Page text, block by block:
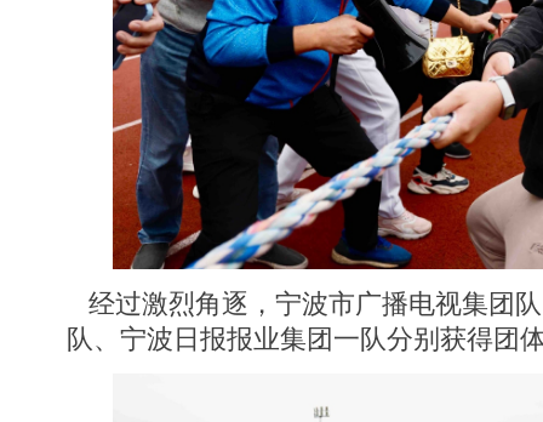
经过激烈角逐，宁波市广播电视集团
队、宁波日报报业集团一队分别获得团